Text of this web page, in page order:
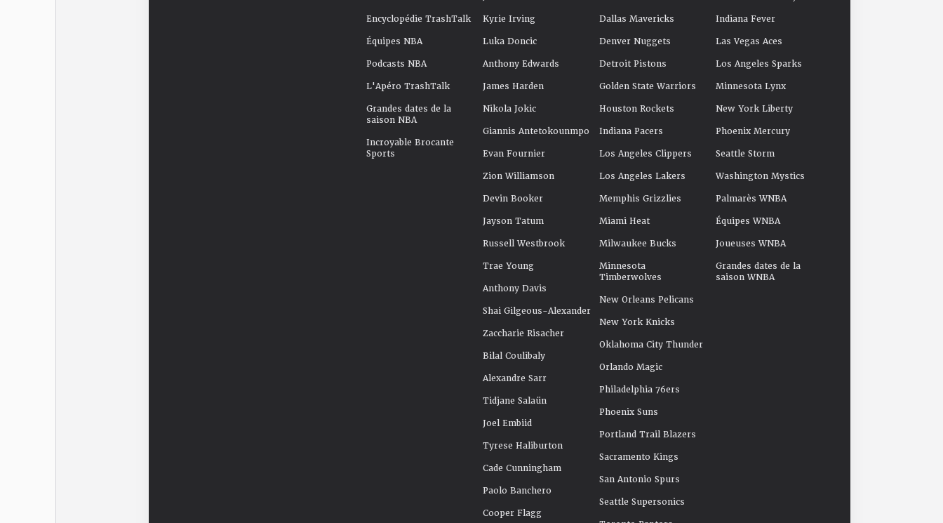
Encyclopédie TrashTalk
Équipes NBA
Podcasts NBA
L'Apéro TrashTalk
Grandes dates de la
saison NBA
Incroyable Brocante
Sports
Kyrie Irving
Luka Doncic
Anthony Edwards
James Harden
Nikola Jokic
Giannis Antetokounmpo
Evan Fournier
Zion Williamson
Devin Booker
Jayson Tatum
Russell Westbrook
Trae Young
Anthony Davis
Shai Gilgeous-Alexander
Zaccharie Risacher
Bilal Coulibaly
Alexandre Sarr
Tidjane Salaün
Joel Embiid
Tyrese Haliburton
Cade Cunningham
Paolo Banchero
Cooper Flagg
Dallas Mavericks
Denver Nuggets
Detroit Pistons
Golden State Warriors
Houston Rockets
Indiana Pacers
Los Angeles Clippers
Los Angeles Lakers
Memphis Grizzlies
Miami Heat
Milwaukee Bucks
Minnesota
Timberwolves
New Orleans Pelicans
New York Knicks
Oklahoma City Thunder
Orlando Magic
Philadelphia 76ers
Phoenix Suns
Portland Trail Blazers
Sacramento Kings
San Antonio Spurs
Seattle Supersonics
Indiana Fever
Las Vegas Aces
Los Angeles Sparks
Minnesota Lynx
New York Liberty
Phoenix Mercury
Seattle Storm
Washington Mystics
Palmarès WNBA
Équipes WNBA
Joueuses WNBA
Grandes dates de la
saison WNBA